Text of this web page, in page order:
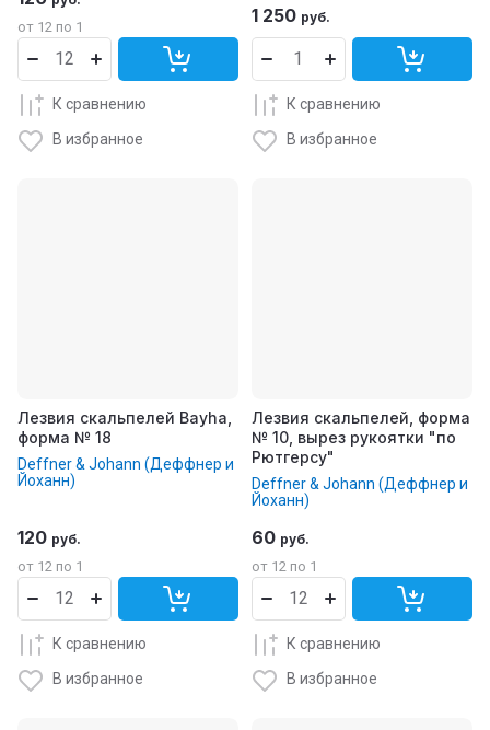
от 12 по 1
К сравнению
В избранное
1 250 руб.
К сравнению
В избранное
Лезвия скальпелей Bayha,
форма № 18
Deffner & Johann (Деффнер и
Йоханн)
120 руб.
от 12 по 1
К сравнению
В избранное
Лезвия скальпелей, форма
№ 10, вырез рукоятки "по
Рютгерсу"
Deffner & Johann (Деффнер и
Йоханн)
60 руб.
от 12 по 1
К сравнению
В избранное